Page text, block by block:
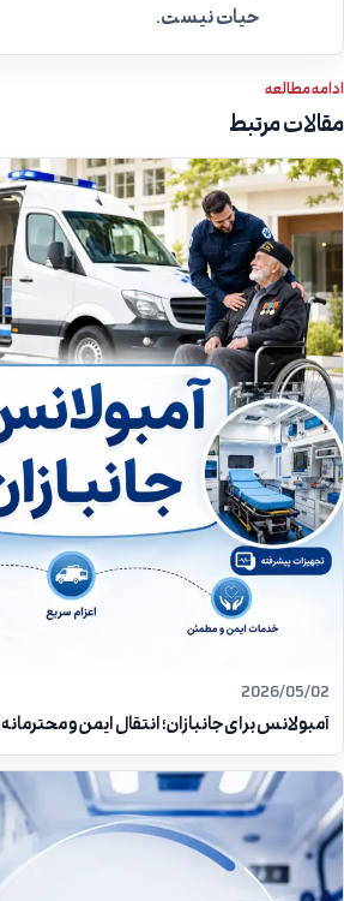
حیات نیست.
ادامه مطالعه
مقالات مرتبط
2026/05/02
آمبولانس برای جانبازان؛ انتقال ایمن و محترمانه